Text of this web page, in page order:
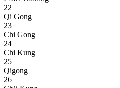
22
Qi Gong
23
Chi Gong
24
Chi Kung
25
Qigong
26